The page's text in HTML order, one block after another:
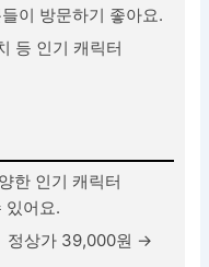
이 방문하기 좋아요.
등 인기 캐릭터
한 인기 캐릭터
있어요.
정상가 39,000원 →